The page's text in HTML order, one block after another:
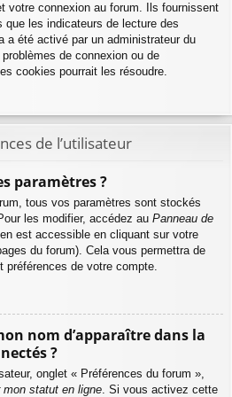
votre connexion au forum. Ils fournissent
les indicateurs de lecture des
a été activé par un administrateur du
de connexion ou de
cookies pourrait les résoudre.
de l’utilisateur
paramètres ?
tous vos paramètres sont stockés
les modifier, accédez au Panneau de
est accessible en cliquant sur votre
du forum). Cela vous permettra de
préférences de votre compte.
nom d’apparaître dans la
?
onglet « Préférences du forum »,
mon statut en ligne . Si vous activez cette